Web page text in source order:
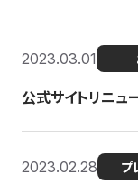
2023.03.01
公式サイトリニュ
2023.02.28 プ